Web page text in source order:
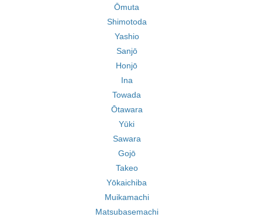
Ōmuta
Shimotoda
Yashio
Sanjō
Honjō
Ina
Towada
Ōtawara
Yūki
Sawara
Gojō
Takeo
Yōkaichiba
Muikamachi
Matsubasemachi